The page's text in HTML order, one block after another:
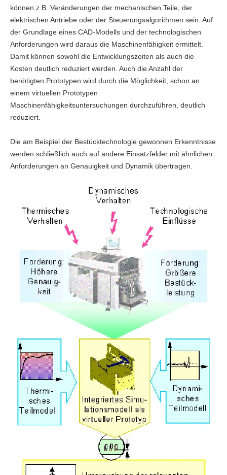
können z.B. Veränderungen der mechanischen Teile, der
elektrischen Antriebe oder der Steuerungsalgorithmen sein. Auf
der Grundlage eines CAD-Modells und der technologischen
Anforderungen wird daraus die Maschinenfähigkeit ermittelt.
Damit können sowohl die Entwicklungszeiten als auch die
Kosten deutlich reduziert werden. Auch die Anzahl der
benötigten Prototypen wird durch die Möglichkeit, schon an
einem virtuellen Prototypen
Maschinenfähigkeitsuntersuchungen durchzuführen, deutlich
reduziert.
Die am Beispiel der Bestücktechnologie gewonnen Erkenntnisse
werden schließlich auch auf andere Einsatzfelder mit ähnlichen
Anforderungen an Genauigkeit und Dynamik übertragen.